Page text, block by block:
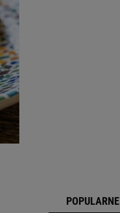
POPULARNE